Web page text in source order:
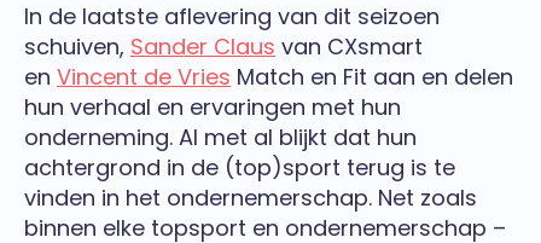
In de laatste aflevering van dit seizoen
schuiven, Sander Claus van CXsmart
en Vincent de Vries Match en Fit aan en delen
hun verhaal en ervaringen met hun
onderneming. Al met al blijkt dat hun
achtergrond in de (top)sport terug is te
vinden in het ondernemerschap. Net zoals
binnen elke topsport en ondernemerschap –